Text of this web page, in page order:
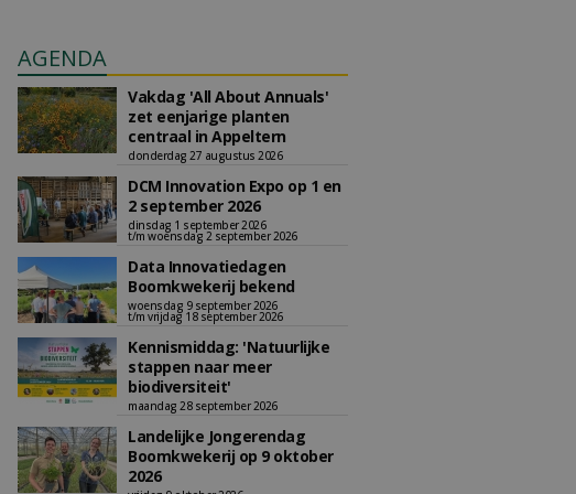
AGENDA
Vakdag 'All About Annuals'
zet eenjarige planten
centraal in Appeltern
donderdag 27 augustus 2026
DCM Innovation Expo op 1 en
2 september 2026
dinsdag 1 september 2026
t/m woensdag 2 september 2026
Data Innovatiedagen
Boomkwekerij bekend
woensdag 9 september 2026
t/m vrijdag 18 september 2026
Kennismiddag: 'Natuurlijke
stappen naar meer
biodiversiteit'
maandag 28 september 2026
Landelijke Jongerendag
Boomkwekerij op 9 oktober
2026